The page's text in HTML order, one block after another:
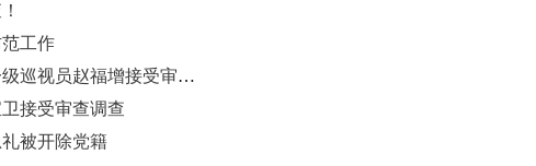
工作
国家税务总局青岛市税务局原一级巡视员赵福增接受审查调查
接受审查调查
被开除党籍